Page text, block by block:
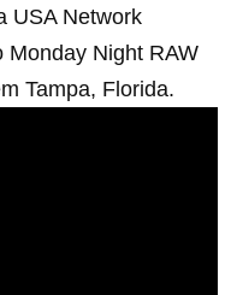
USA Network
Monday Night RAW
Tampa, Florida.